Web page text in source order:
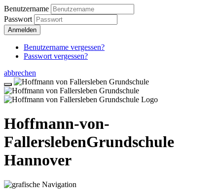
Benutzername
Passwort
Anmelden
Benutzername vergessen?
Passwort vergessen?
abbrechen
Hoffmann-von-
FallerslebenGrundschule
Hannover